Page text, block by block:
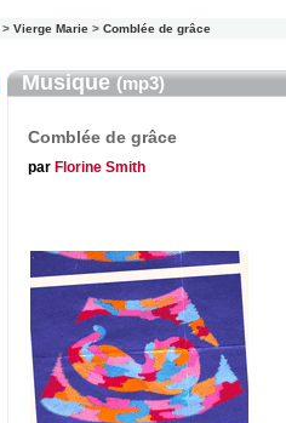
> Vierge Marie > Comblée de grâce
Musique(mp3)
Comblée de grâce
par Florine Smith